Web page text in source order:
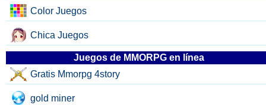
Color Juegos
Chica Juegos
Juegos de MMORPG en línea
Gratis Mmorpg 4story
gold miner